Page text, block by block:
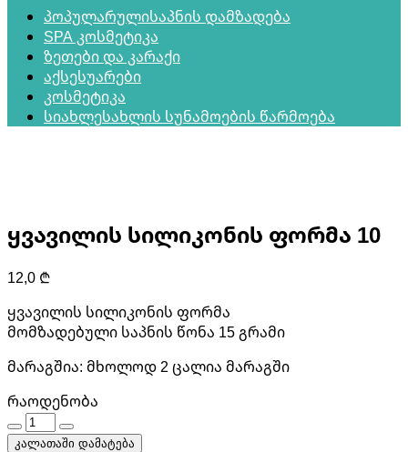
პოპულარულისაპნის დამზადება
SPA კოსმეტიკა
ზეთები და კარაქი
აქსესუარები
კოსმეტიკა
სიახლესახლის სუნამოების წარმოება
ყვავილის სილიკონის ფორმა 10
12,0 ₾
ყვავილის სილიკონის ფორმა
მომზადებული საპნის წონა 15 გრამი
მარაგშია: მხოლოდ 2 ცალია მარაგში
რაოდენობა
კალათაში დამატება